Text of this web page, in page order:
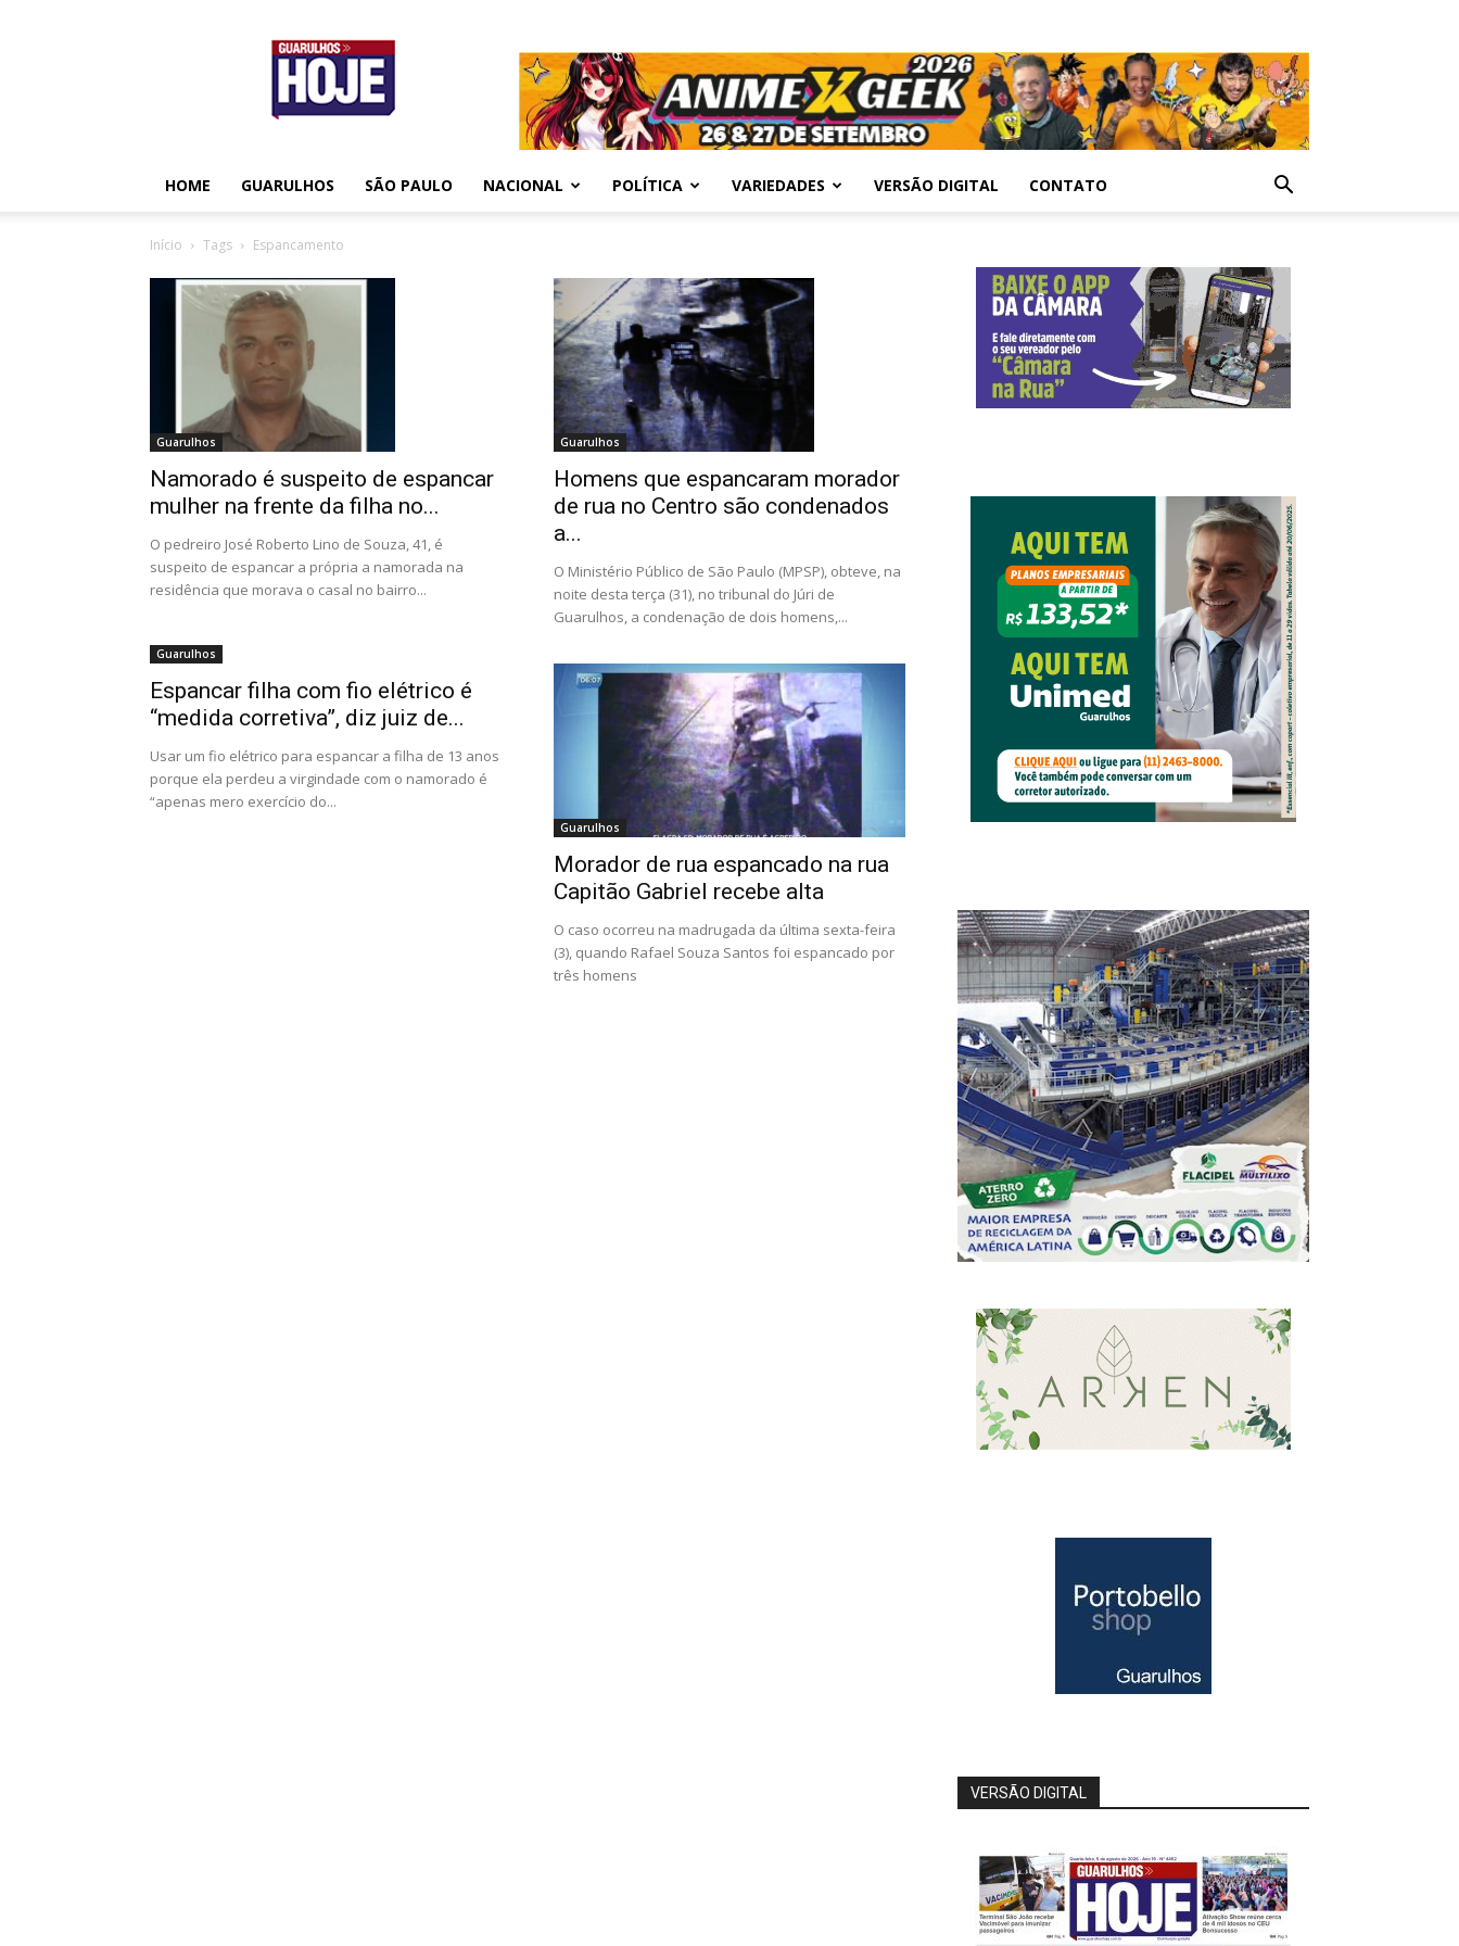
Guarulhos
Hoje
HOME GUARULHOS SÃO PAULO NACIONAL POLÍTICA VARIEDADES VERSÃO DIGITAL CONTATO
Início Tags Espancamento
Guarulhos
Namorado é suspeito de espancar
mulher na frente da filha no...
O pedreiro José Roberto Lino de Souza, 41, é
suspeito de espancar a própria a namorada na
residência que morava o casal no bairro...
Guarulhos
Homens que espancaram morador
de rua no Centro são condenados
a...
O Ministério Público de São Paulo (MPSP), obteve, na
noite desta terça (31), no tribunal do Júri de
Guarulhos, a condenação de dois homens,...
Guarulhos
Espancar filha com fio elétrico é
“medida corretiva”, diz juiz de...
Usar um fio elétrico para espancar a filha de 13 anos
porque ela perdeu a virgindade com o namorado é
“apenas mero exercício do...
Guarulhos
Morador de rua espancado na rua
Capitão Gabriel recebe alta
O caso ocorreu na madrugada da última sexta-feira
(3), quando Rafael Souza Santos foi espancado por
três homens
VERSÃO DIGITAL